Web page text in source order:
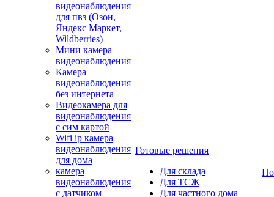
видеонаблюдения
для пвз (Озон,
Яндекс Маркет,
Wildberries)
Мини камера
видеонаблюдения
Камера
видеонаблюдения
без интернета
Видеокамера для
видеонаблюдения
с сим картой
Wifi ip камера
видеонаблюдения
для дома
камера
видеонаблюдения
с датчиком
Готовые решения
Для склада
Для ТСЖ
Для частного дома